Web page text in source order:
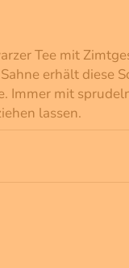
Tee mit
erhält diese
Immer mit
lassen.